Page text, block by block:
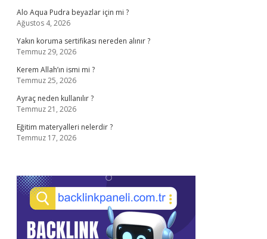
Alo Aqua Pudra beyazlar için mi ?
Ağustos 4, 2026
Yakın koruma sertifikası nereden alınır ?
Temmuz 29, 2026
Kerem Allah’ın ismi mi ?
Temmuz 25, 2026
Ayraç neden kullanılır ?
Temmuz 21, 2026
Eğitim materyalleri nelerdir ?
Temmuz 17, 2026